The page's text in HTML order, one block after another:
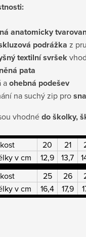
anatomicky
podrážka z
textilnísvršek
pata
aohebná podešev
na suchý zip pro
vhodnédo školky,
20 21
v cm
12,9 13,7
25 26
v cm
16,4 17,9